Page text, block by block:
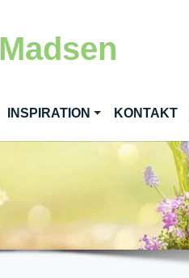
INSPIRATION KONTAKT